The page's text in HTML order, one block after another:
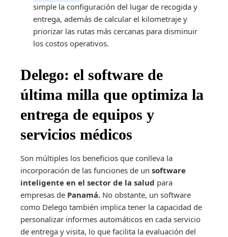
simple la configuración del lugar de recogida y
entrega, además de calcular el kilometraje y
priorizar las rutas más cercanas para disminuir
los costos operativos.
Delego: el software de
última milla que optimiza la
entrega de equipos y
servicios médicos
Son múltiples los beneficios que conlleva la
incorporación de las funciones de un software
inteligente en el sector de la salud para
empresas de Panamá. No obstante, un software
como Delego también implica tener la capacidad de
personalizar informes automáticos en cada servicio
de entrega y visita, lo que facilita la evaluación del